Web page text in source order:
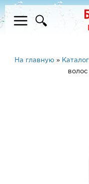
На главную » Каталог